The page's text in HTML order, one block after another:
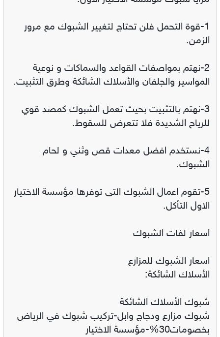
1-قوة التحمل فلن تحتاج لتغيير الشبوك مع مرور
الزمن.
2-نهتم بمواصفات القواعد والسماكات و نوعية
المواسير والجلفان والأسلاك الشائكة وطرق التثبيت.
3-نهتم بالتثبيت بحيث تعمل الشبوك كمصد قوي
للرياح الشديدة فلا تتعرض للسقوط.
4-نستخدم افضل معدات قص وثني و لحام
الشبوك.
5-تقوم اعمال الشبوك التى توفرها مؤسسة الاختيار
الاول التأكل.
اسعار لفات الشبوك
اسعار الشبوك للمزارع
الأسلاك الشائكة:
شبوك الأسلاك الشائكة
شبوك مزارع ودجاج وابل-تركيب شبوك في الرياض
بخصومات30%-مؤسسة الاختيار